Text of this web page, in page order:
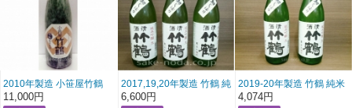
2010年製造 小笹屋竹鶴
生酛 純米吟醸原酒
1800ml
11,000円
2017,19,20年製造 竹鶴 純
米吟醸生酒 初しぼり 「飲
み比べ３本セット」
6,600円
2019-20年製造 竹鶴 純米
吟醸生酒 初しぼり 「飲み
比べ2本セット」
4,074円